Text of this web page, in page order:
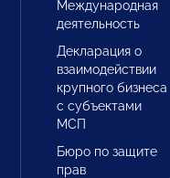
Международная
деятельность
Декларация о
взаимодействии
крупного бизнеса
с субъектами
МСП
Бюро по защите
прав